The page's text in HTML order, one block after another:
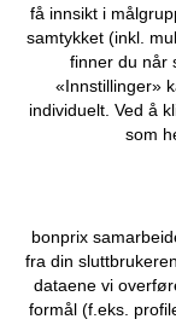
få innsikt i
samtykket (inkl.
finner du når
«Innstillinger»
individuelt. Ved å
som
bonprix
fra din
dataene vi
formål (f.eks.